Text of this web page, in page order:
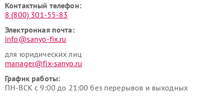
Контактный телефон:
8 (800) 301-55-83
Электронная почта:
info@sanyo-fix.ru
для юридических лиц
manager@fix-sanyo.ru
График работы:
ПН-ВСК с 9:00 до 21:00 без перерывов и выходных